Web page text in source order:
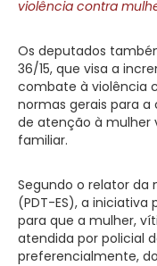
violência contra
Os deputados
36/15, que visa a
combate à violência
normas gerais para a
de atenção à mulher
familiar.
Segundo o relator da
(PDT-ES), a
para que a mulher,
atendida por policial
preferencialmente,